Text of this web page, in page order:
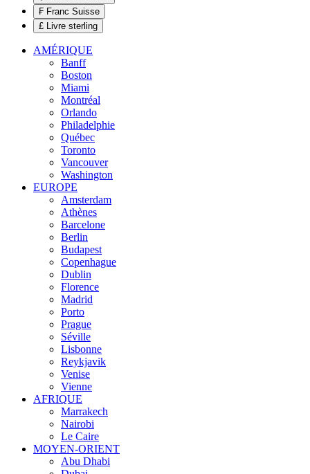
₣ Franc Suisse
£ Livre sterling
AMÉRIQUE
Banff
Boston
Miami
Montréal
Orlando
Philadelphie
Québec
Toronto
Vancouver
Washington
EUROPE
Amsterdam
Athènes
Barcelone
Berlin
Budapest
Copenhague
Dublin
Florence
Madrid
Porto
Prague
Séville
Lisbonne
Reykjavik
Venise
Vienne
AFRIQUE
Marrakech
Nairobi
Le Caire
MOYEN-ORIENT
Abu Dhabi